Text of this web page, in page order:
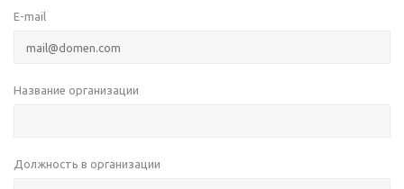
E-mail
Название организации
Должность в организации